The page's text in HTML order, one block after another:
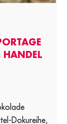
HANDEL
Dokureihe,